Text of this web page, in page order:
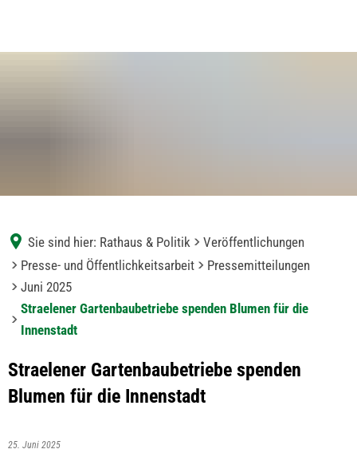
Sie sind hier: Rathaus & Politik
Veröffentlichungen
Presse- und Öffentlichkeitsarbeit
Pressemitteilungen
Juni 2025
Straelener Gartenbaubetriebe spenden Blumen für die
Innenstadt
Straelener Gartenbaubetriebe spenden
Blumen für die Innenstadt
25. Juni 2025